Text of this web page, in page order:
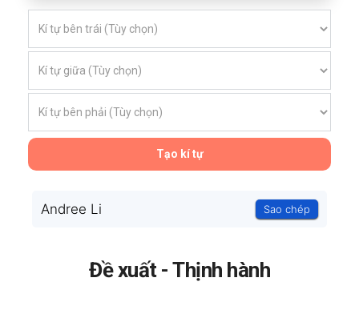
Tạo kí tự
Andree Li Sao chép
Đề xuất - Thịnh hành